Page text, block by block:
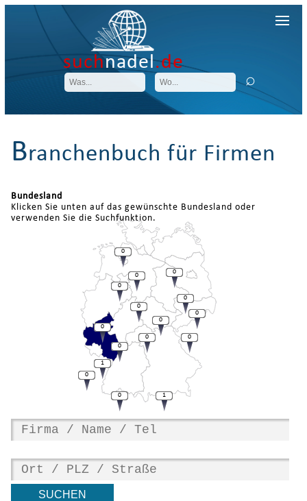
suchnadel.de
Branchenbuch für Firmen
Bundesland
Klicken Sie unten auf das gewünschte Bundesland oder
verwenden Sie die Suchfunktion.
0
0
0
0
0
0
0
0
0
0
0
0
1
0
0
1